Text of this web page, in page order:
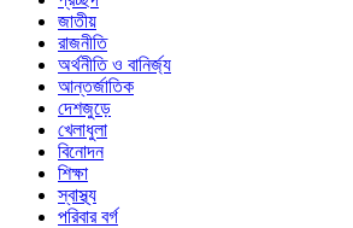
জাতীয়
রাজনীতি
অর্থনীতি ও বানির্জ্য
আন্তর্জাতিক
দেশজুড়ে
খেলাধুলা
বিনোদন
শিক্ষা
স্বাস্থ্য
পরিবার বর্গ